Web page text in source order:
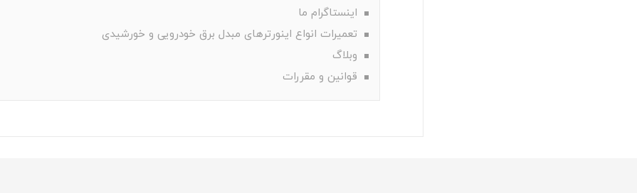
اینستاگرام ما
تعمیرات انواع اینورترهای مبدل برق خودرویی و خورشیدی
وبلاگ
قوانین و مقررات